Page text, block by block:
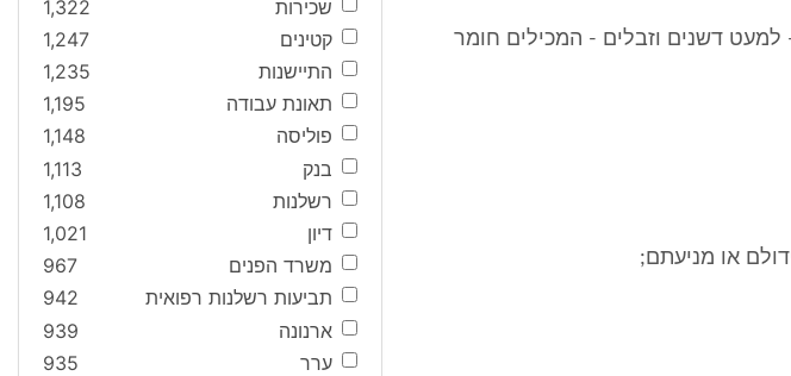
דשנים וזבלים - המכילים חומר
שכירות
1,322
קטינים
1,247
התיישנות
1,235
תאונת עבודה
1,195
פוליסה
1,148
בנק
1,113
רשלנות
1,108
דיון
1,021
משרד הפנים
967
תביעות רשלנות רפואית
942
ארנונה
939
ערר
935